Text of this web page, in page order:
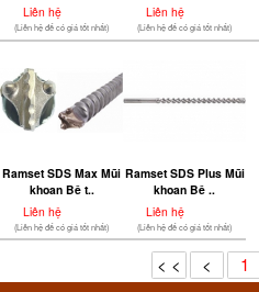
Liên hệ
(Liên hệ để có giá tốt nhất)
Liên hệ
(Liên hệ để có giá tốt nhất)
Ramset SDS Max Mũi
khoan Bê t..
Liên hệ
(Liên hệ để có giá tốt nhất)
Ramset SDS Plus Mũi
khoan Bê ..
Liên hệ
(Liên hệ để có giá tốt nhất)
< < < 1